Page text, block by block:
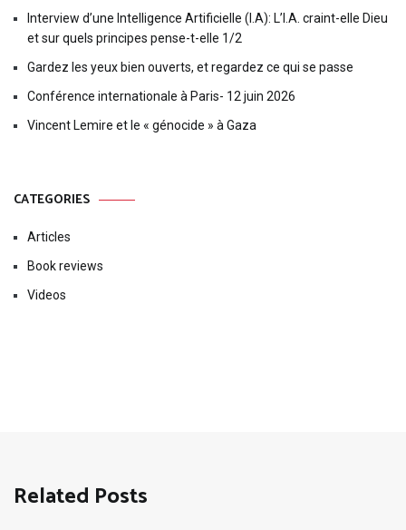
Interview d’une Intelligence Artificielle (I.A): L’I.A. craint-elle Dieu
et sur quels principes pense-t-elle 1/2
Gardez les yeux bien ouverts, et regardez ce qui se passe
Conférence internationale à Paris- 12 juin 2026
Vincent Lemire et le « génocide » à Gaza
CATEGORIES
Articles
Book reviews
Videos
Related Posts